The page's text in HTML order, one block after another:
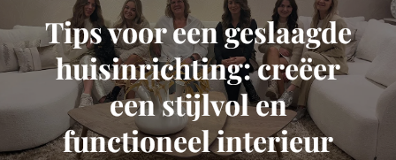
Tips voor een geslaagde
huisinrichting: creëer
een stijlvol en
functioneel interieur